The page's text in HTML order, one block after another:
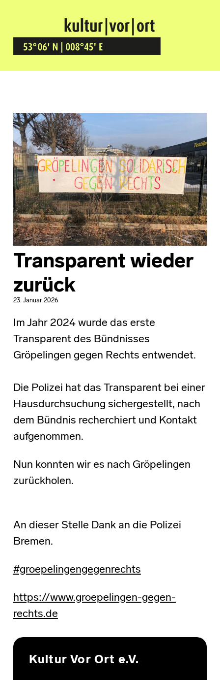
Kultur Vor Ort
BREMEN GRÖPELINGEN
Transparent wieder
zurück
23. Januar 2026
Im Jahr 2024 wurde das erste
Transparent des Bündnisses
Gröpelingen gegen Rechts entwendet.
Die Polizei hat das Transparent bei einer
Hausdurchsuchung sichergestellt, nach
dem Bündnis recherchiert und Kontakt
aufgenommen.
Nun konnten wir es nach Gröpelingen
zurückholen.
An dieser Stelle Dank an die Polizei
Bremen.
#groepelingengegenrechts
https://www.groepelingen-gegen-
rechts.de
Skip back to main navigation
Kultur Vor Ort e.V.